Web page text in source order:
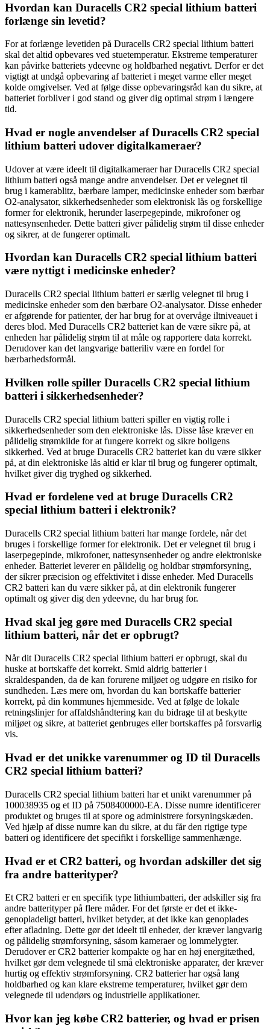
Hvordan kan Duracells CR2 special lithium batteri
forlænge sin levetid?
For at forlænge levetiden på Duracells CR2 special lithium batteri
skal det altid opbevares ved stuetemperatur. Ekstreme temperaturer
kan påvirke batteriets ydeevne og holdbarhed negativt. Derfor er det
vigtigt at undgå opbevaring af batteriet i meget varme eller meget
kolde omgivelser. Ved at følge disse opbevaringsråd kan du sikre, at
batteriet forbliver i god stand og giver dig optimal strøm i længere
tid.
Hvad er nogle anvendelser af Duracells CR2 special
lithium batteri udover digitalkameraer?
Udover at være ideelt til digitalkameraer har Duracells CR2 special
lithium batteri også mange andre anvendelser. Det er velegnet til
brug i kamerablitz, bærbare lamper, medicinske enheder som bærbar
O2-analysator, sikkerhedsenheder som elektronisk lås og forskellige
former for elektronik, herunder laserpegepinde, mikrofoner og
nattesynsenheder. Dette batteri giver pålidelig strøm til disse enheder
og sikrer, at de fungerer optimalt.
Hvordan kan Duracells CR2 special lithium batteri
være nyttigt i medicinske enheder?
Duracells CR2 special lithium batteri er særlig velegnet til brug i
medicinske enheder som den bærbare O2-analysator. Disse enheder
er afgørende for patienter, der har brug for at overvåge iltniveauet i
deres blod. Med Duracells CR2 batteriet kan de være sikre på, at
enheden har pålidelig strøm til at måle og rapportere data korrekt.
Derudover kan det langvarige batteriliv være en fordel for
bærbarhedsformål.
Hvilken rolle spiller Duracells CR2 special lithium
batteri i sikkerhedsenheder?
Duracells CR2 special lithium batteri spiller en vigtig rolle i
sikkerhedsenheder som den elektroniske lås. Disse låse kræver en
pålidelig strømkilde for at fungere korrekt og sikre boligens
sikkerhed. Ved at bruge Duracells CR2 batteriet kan du være sikker
på, at din elektroniske lås altid er klar til brug og fungerer optimalt,
hvilket giver dig tryghed og sikkerhed.
Hvad er fordelene ved at bruge Duracells CR2
special lithium batteri i elektronik?
Duracells CR2 special lithium batteri har mange fordele, når det
bruges i forskellige former for elektronik. Det er velegnet til brug i
laserpegepinde, mikrofoner, nattesynsenheder og andre elektroniske
enheder. Batteriet leverer en pålidelig og holdbar strømforsyning,
der sikrer præcision og effektivitet i disse enheder. Med Duracells
CR2 batteri kan du være sikker på, at din elektronik fungerer
optimalt og giver dig den ydeevne, du har brug for.
Hvad skal jeg gøre med Duracells CR2 special
lithium batteri, når det er opbrugt?
Når dit Duracells CR2 special lithium batteri er opbrugt, skal du
huske at bortskaffe det korrekt. Smid aldrig batterier i
skraldespanden, da de kan forurene miljøet og udgøre en risiko for
sundheden. Læs mere om, hvordan du kan bortskaffe batterier
korrekt, på din kommunes hjemmeside. Ved at følge de lokale
retningslinjer for affaldshåndtering kan du bidrage til at beskytte
miljøet og sikre, at batteriet genbruges eller bortskaffes på forsvarlig
vis.
Hvad er det unikke varenummer og ID til Duracells
CR2 special lithium batteri?
Duracells CR2 special lithium batteri har et unikt varenummer på
100038935 og et ID på 7508400000-EA. Disse numre identificerer
produktet og bruges til at spore og administrere forsyningskæden.
Ved hjælp af disse numre kan du sikre, at du får den rigtige type
batteri og identificere det specifikt i forskellige sammenhænge.
Hvad er et CR2 batteri, og hvordan adskiller det sig
fra andre batterityper?
Et CR2 batteri er en specifik type lithiumbatteri, der adskiller sig fra
andre batterityper på flere måder. For det første er det et ikke-
genopladeligt batteri, hvilket betyder, at det ikke kan genoplades
efter afladning. Dette gør det ideelt til enheder, der kræver langvarig
og pålidelig strømforsyning, såsom kameraer og lommelygter.
Derudover er CR2 batterier kompakte og har en høj energitæthed,
hvilket gør dem velegnede til små elektroniske apparater, der kræver
hurtig og effektiv strømforsyning. CR2 batterier har også lang
holdbarhed og kan klare ekstreme temperaturer, hvilket gør dem
velegnede til udendørs og industrielle applikationer.
Hvor kan jeg købe CR2 batterier, og hvad er prisen